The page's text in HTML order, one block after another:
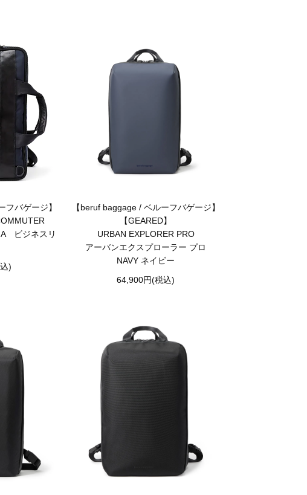
フバゲージ】
ビジネスリ
)
【beruf baggage / ベルーフバゲージ】
【GEARED】
URBAN EXPLORER PRO
アーバンエクスプローラー プロ
NAVY ネイビー
64,900円(税込)